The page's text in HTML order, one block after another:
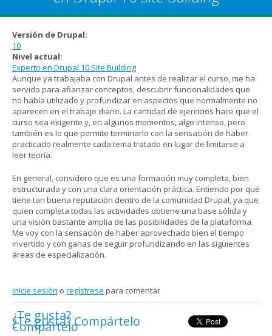
Versión de Drupal:
10
Nivel actual:
Experto en Drupal 10 Site Building
Aunque ya trabajaba con Drupal antes de realizar el curso, me ha
servido para afianzar conceptos, descubrir funcionalidades que
no había utilizado y profundizar en aspectos que normalmente no
aparecen en el trabajo diario. La cantidad de ejercicios hace que el
curso sea exigente y, en algunos momentos, algo intenso, pero
también es lo que permite terminarlo con la sensación de haber
practicado realmente cada tema tratado en lugar de limitarse a
leer teoría.
En general, considero que es una formación muy completa, bien
estructurada y con una clara orientación práctica. Entiendo por qué
tiene tan buena reputación dentro de la comunidad Drupal, ya que
quien completa todas las actividades obtiene una base sólida y
una visión bastante amplia de las posibilidades de la plataforma.
Me voy con la sensación de haber aprovechado bien el tiempo
invertido y con ganas de seguir profundizando en las siguientes
áreas de especialización.
Inicie sesión o regístrese para comentar
¿Te gusta?
Compártelo
¿Te gusta? Compártelo